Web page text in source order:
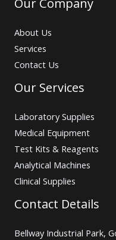
Our Company
About Us
Services
Contact Us
Our Services
Laboratory Supplies
Medical Equipment
Test Kits & Reagents
Analytical Machines
Clinical Supplies
Contact Details
Bellway Industrial Park,